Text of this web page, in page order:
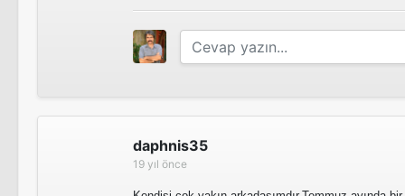
daphnis35
19 yıl önce